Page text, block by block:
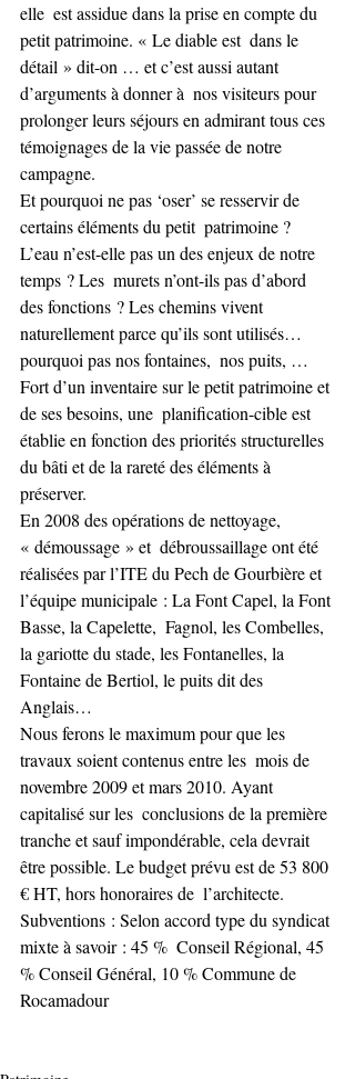
elle  est assidue dans la prise en compte du
petit patrimoine. « Le diable est  dans le
détail » dit-on … et c’est aussi autant
d’arguments à donner à  nos visiteurs pour
prolonger leurs séjours en admirant tous ces
témoignages de la vie passée de notre
campagne.
Et pourquoi ne pas ‘oser’ se resservir de
certains éléments du petit  patrimoine ?
L’eau n’est-elle pas un des enjeux de notre
temps ? Les  murets n’ont-ils pas d’abord
des fonctions ? Les chemins vivent
naturellement parce qu’ils sont utilisés…
pourquoi pas nos fontaines,  nos puits, …
Fort d’un inventaire sur le petit patrimoine et
de ses besoins, une  planification-cible est
établie en fonction des priorités structurelles
du bâti et de la rareté des éléments à
préserver.
En 2008 des opérations de nettoyage,
« démoussage » et  débroussaillage ont été
réalisées par l’ITE du Pech de Gourbière et
l’équipe municipale : La Font Capel, la Font
Basse, la Capelette,  Fagnol, les Combelles,
la gariotte du stade, les Fontanelles, la
Fontaine de Bertiol, le puits dit des
Anglais…
Nous ferons le maximum pour que les
travaux soient contenus entre les  mois de
novembre 2009 et mars 2010. Ayant
capitalisé sur les  conclusions de la première
tranche et sauf impondérable, cela devrait
être possible. Le budget prévu est de 53 800
€ HT, hors honoraires de  l’architecte.
Subventions : Selon accord type du syndicat
mixte à savoir : 45 %  Conseil Régional, 45
% Conseil Général, 10 % Commune de
Rocamadour